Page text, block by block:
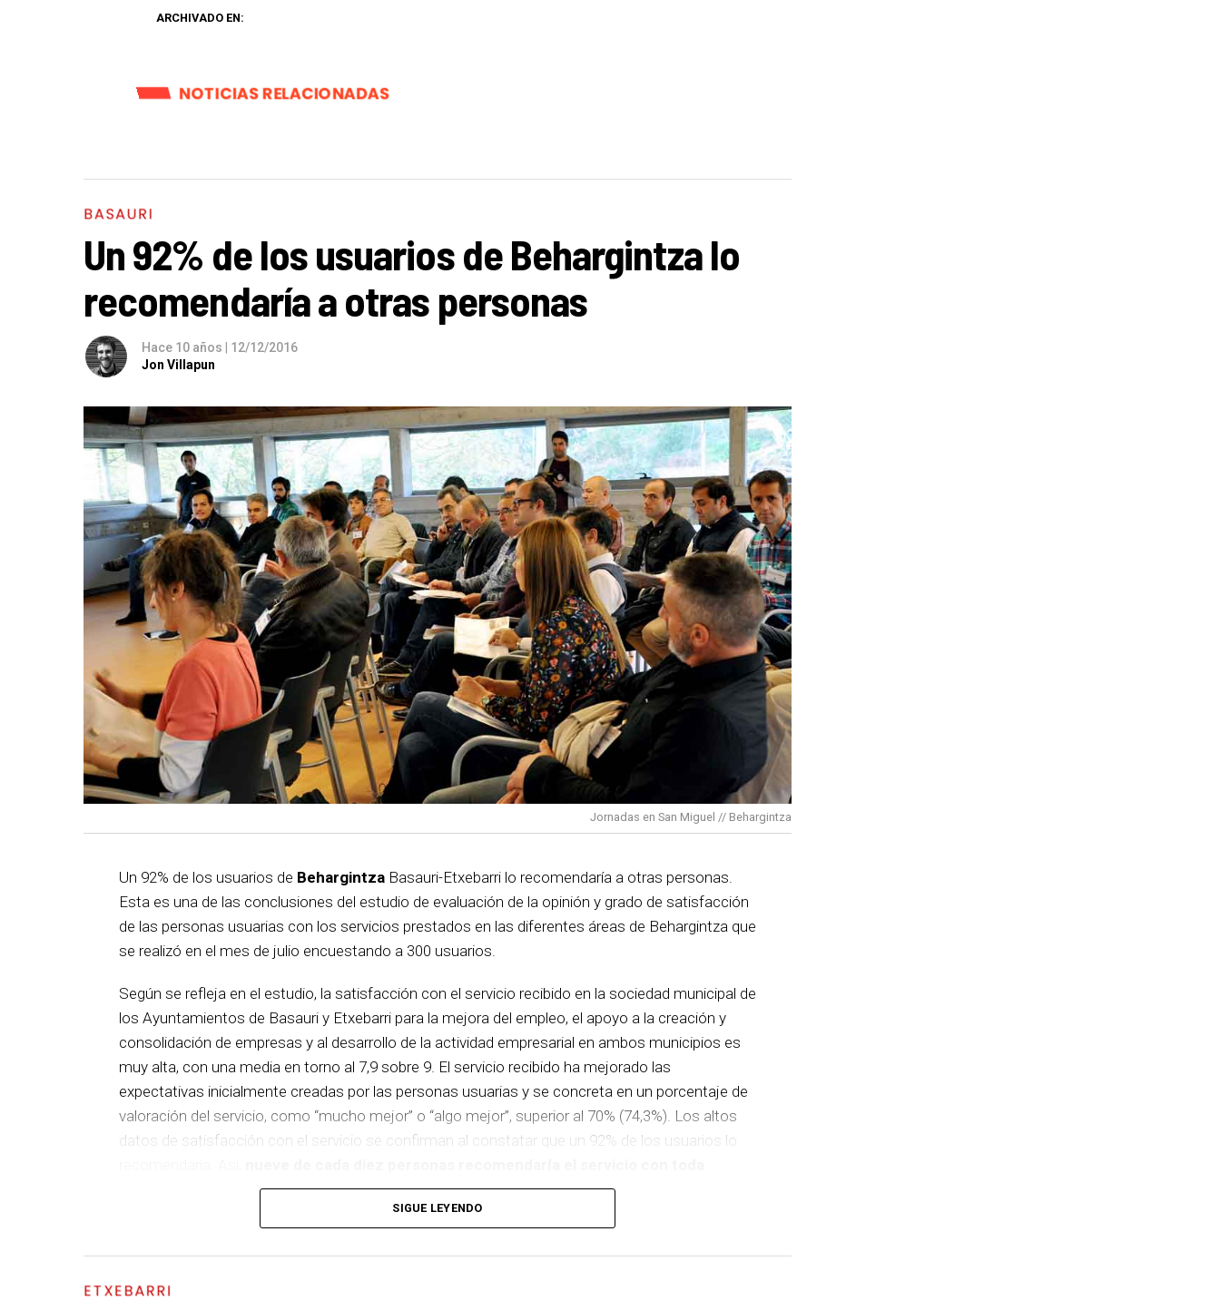
ARCHIVADO EN:
NOTICIAS RELACIONADAS
BASAURI
Un 92% de los usuarios de Behargintza lo
recomendaría a otras personas
Hace 10 años | 12/12/2016
Jon Villapun
Jornadas en San Miguel // Behargintza
Un 92% de los usuarios de Behargintza Basauri-Etxebarri lo recomendaría a otras personas.
Esta es una de las conclusiones del estudio de evaluación de la opinión y grado de satisfacción
de las personas usuarias con los servicios prestados en las diferentes áreas de Behargintza que
se realizó en el mes de julio encuestando a 300 usuarios.
Según se refleja en el estudio, la satisfacción con el servicio recibido en la sociedad municipal de
los Ayuntamientos de Basauri y Etxebarri para la mejora del empleo, el apoyo a la creación y
consolidación de empresas y al desarrollo de la actividad empresarial en ambos municipios es
muy alta, con una media en torno al 7,9 sobre 9. El servicio recibido ha mejorado las
expectativas inicialmente creadas por las personas usuarias y se concreta en un porcentaje de
valoración del servicio, como “mucho mejor” o “algo mejor”, superior al 70% (74,3%). Los altos
datos de satisfacción con el servicio se confirman al constatar que un 92% de los usuarios lo
. Son los usuarios del Área de Empleo las que muestran mayor rotundidad en la
Para las personas atendidas los tres rasgos que más identifican a Behargintza son son: la
amabilidad y el trato, la profesionalidad y la información que proporcionan.
SIGUE LEYENDO
ETXEBARRI